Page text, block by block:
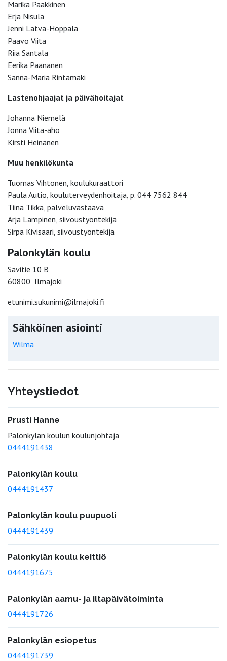
Marika Paakkinen
Erja Nisula
Jenni Latva-Hoppala
Paavo Viita
Riia Santala
Eerika Paananen
Sanna-Maria Rintamäki
Lastenohjaajat ja päivähoitajat
Johanna Niemelä
Jonna Viita-aho
Kirsti Heinänen
Muu henkilökunta
Tuomas Vihtonen, koulukuraattori
Paula Autio, kouluterveydenhoitaja, p. 044 7562 844
Tiina Tikka, palveluvastaava
Arja Lampinen, siivoustyöntekijä
Sirpa Kivisaari, siivoustyöntekijä
Palonkylän koulu
Savitie 10 B
60800 Ilmajoki
etunimi.sukunimi@ilmajoki.fi
Sähköinen asiointi
Wilma
Yhteystiedot
Prusti Hanne
Palonkylän koulun koulunjohtaja
0444191438
Palonkylän koulu
0444191437
Palonkylän koulu puupuoli
0444191439
Palonkylän koulu keittiö
0444191675
Palonkylän aamu- ja iltapäivätoiminta
0444191726
Palonkylän esiopetus
0444191739